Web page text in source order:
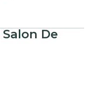
Salon De